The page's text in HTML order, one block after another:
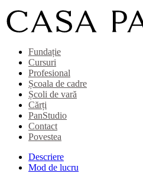
Fundație
Cursuri
Profesional
Școala de cadre
Școli de vară
Cărți
PanStudio
Contact
Povestea
Descriere
Mod de lucru